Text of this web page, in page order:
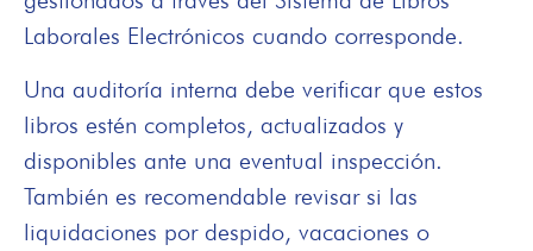
Laborales Electrónicos cuando corresponde.
Una auditoría interna debe verificar que estos
libros estén completos, actualizados y
disponibles ante una eventual inspección.
También es recomendable revisar si las
liquidaciones por despido, vacaciones o